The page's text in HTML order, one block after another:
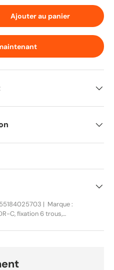
quantité
Ajouter au panier
| Marque :
C, fixation 6 trous,
Le Magura MDR-C est un
supplémentaire lui